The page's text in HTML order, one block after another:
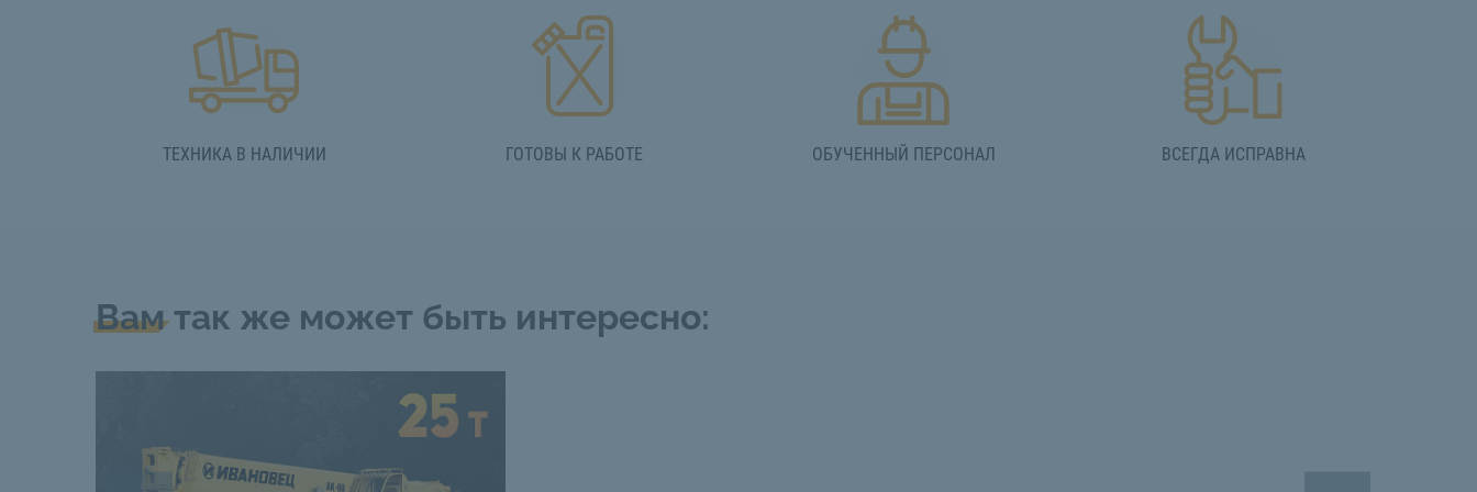
ТЕХНИКА В НАЛИЧИИ ГОТОВЫ К РАБОТЕ ОБУЧЕННЫЙ ПЕРСОНАЛ ВСЕГДА ИСПРАВНА
Вам так же может быть интересно: